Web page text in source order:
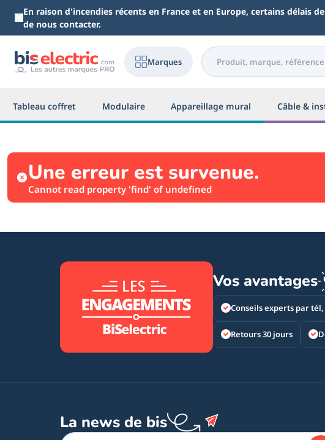
Aller au contenu principal
En raison d'incendies récents en France et en Europe, certains
de nous contacter.
Marques
Tableau coffret Modulaire Appareillage mural Câble &
Une erreur est survenue.
Cannot read property 'find' of undefined
Vos avantages
Conseils experts par
Retours 30 jours
La news de bis